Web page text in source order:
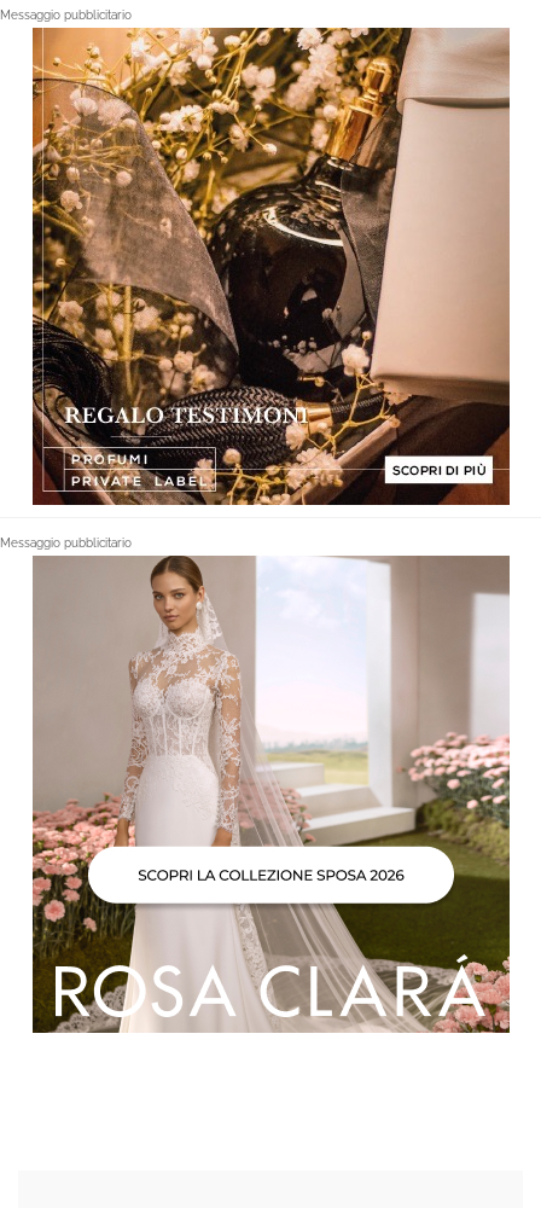
Messaggio pubblicitario
Messaggio pubblicitario